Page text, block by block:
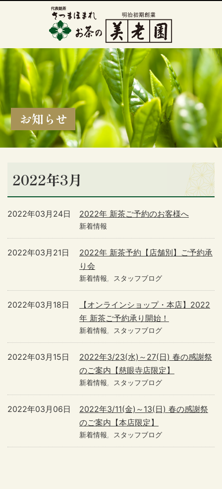
お知らせ
2022年3月
2022年 新茶ご予約のお客様へ
2022年03月24日
新着情報
2022年 新茶予約【店舗別】ご予約承
り会
2022年03月21日
新着情報 スタッフブログ
【オンラインショップ・本店】2022
年 新茶ご予約承り開始！
2022年03月18日
新着情報 スタッフブログ
2022年3/23(水)～27(日) 春の感謝祭
のご案内【慈眼寺店限定】
2022年03月15日
新着情報 スタッフブログ
2022年3/11(金)～13(日) 春の感謝祭
のご案内【本店限定】
2022年03月06日
新着情報 スタッフブログ